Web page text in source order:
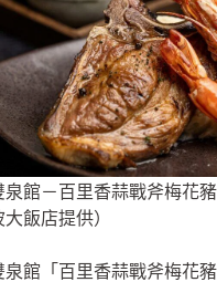
泉館－百里香蒜戰斧梅花
飯店提供）
泉館「百里香蒜戰斧梅花